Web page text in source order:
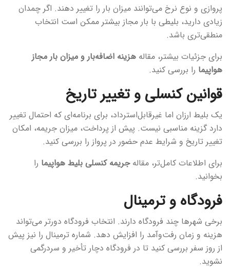
پروازی و نوع نرخ می‌توانند میزان بار را تغییر دهند. اگر چمدان
زیادی دارید، بلیطی با بار مجاز بیشتر ممکن است انتخاب
منطقی‌تری باشد.
برای جزئیات بیشتر، مقاله هزینه اضافه‌بار و میزان بار مجاز
هواپیما را بررسی کنید.
قوانین کنسلی و تغییر تاریخ
یک بلیط ارزان اما غیرقابل‌استرداد، برای برنامه‌ای که احتمال تغییر
دارد گزینه مناسبی نیست. پیش از پرداخت، میزان جریمه، امکان
تغییر تاریخ و شرایط عدم حضور در پرواز را بررسی کنید.
برای اطلاعات کامل‌تر، مقالهجریمه کنسلی بلیط هواپیما را
بخوانید.
فرودگاه و ترمینال
برخی شهرها چند فرودگاه دارند. انتخاب فرودگاه دورتر می‌تواند
هزینه و زمان رفت‌وآمد را افزایش دهد. شماره ترمینال را نیز پیش
از روز سفر بررسی کنید تا در فرودگاه دچار تأخیر و سردرگمی
نشوید.